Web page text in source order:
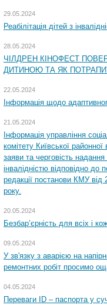
29.05.2024
Реабілітація дітей з
28.05.2024
ЧІЛДРЕН КІНОФЕСТ
ДИТИНОЮ ТА ЯК
22.05.2024
Інформація щодо
21.05.2024
Інформація управління
комітету Київської
заяви та черговість надання
інвалідністю відповідно
редакції постанови КМУ від
року.
20.05.2024
Безбар’єрність для всіх і
09.05.2024
У зв'язку з аварією на
ремонтних робіт просимо
04.05.2024
Переваги ID – паспорта у